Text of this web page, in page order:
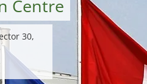
Centre
30,